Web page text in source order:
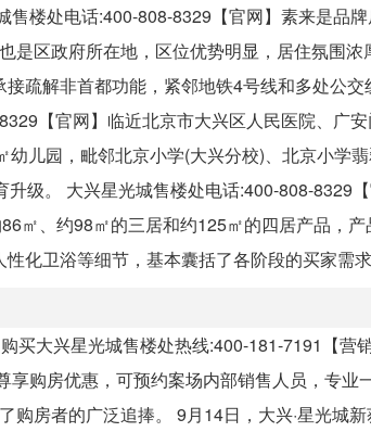
楼处电话:400-808-8329【官网】素来是品
是区政府所在地，区位优势明显，居住氛围
疏解非首都功能，紧邻地铁4号线和多处公
【官网】临近北京市大兴区人民医院、广
儿园，毗邻北京小学(大兴分校)、北京小学
级。 大兴星光城售楼处电话:400-808-8329
㎡、约98㎡的三居和约125㎡的四居产品，
化卫浴等细节，基本囊括了各阶段的买家需求
买大兴星光城售楼处热线:400-181-7191【营
购房优惠，可预约案场内部销售人员，专业
购房者的广泛追捧。 9月14日，大兴·星光城